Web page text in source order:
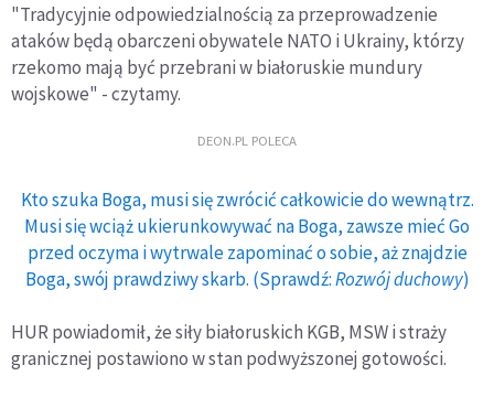
"Tradycyjnie odpowiedzialnością za przeprowadzenie
ataków będą obarczeni obywatele NATO i Ukrainy, którzy
rzekomo mają być przebrani w białoruskie mundury
wojskowe" - czytamy.
DEON.PL POLECA
Kto szuka Boga, musi się zwrócić całkowicie do wewnątrz.
Musi się wciąż ukierunkowywać na Boga, zawsze mieć Go
przed oczyma i wytrwale zapominać o sobie, aż znajdzie
Boga, swój prawdziwy skarb. (Sprawdź:Rozwój duchowy)
HUR powiadomił, że siły białoruskich KGB, MSW i straży
granicznej postawiono w stan podwyższonej gotowości.